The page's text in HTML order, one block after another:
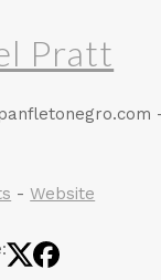
Pratt
-Website